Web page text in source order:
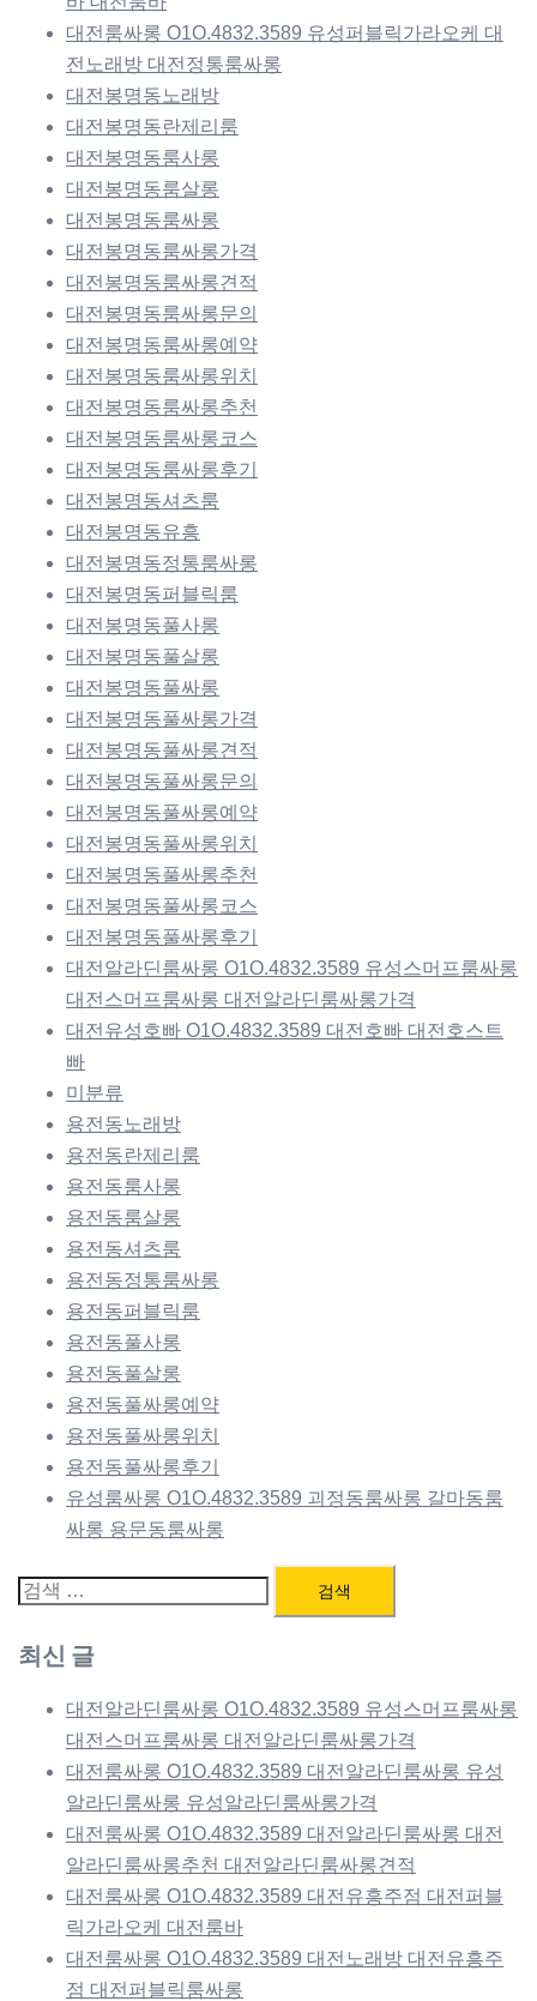
대전룸싸롱 O1O.4832.3589 유성퍼블릭가라오케 대
전노래방 대전정통룸싸롱
대전봉명동노래방
대전봉명동란제리룸
대전봉명동룸사롱
대전봉명동룸살롱
대전봉명동룸싸롱
대전봉명동룸싸롱가격
대전봉명동룸싸롱견적
대전봉명동룸싸롱문의
대전봉명동룸싸롱예약
대전봉명동룸싸롱위치
대전봉명동룸싸롱추천
대전봉명동룸싸롱코스
대전봉명동룸싸롱후기
대전봉명동셔츠룸
대전봉명동유흥
대전봉명동정통룸싸롱
대전봉명동퍼블릭룸
대전봉명동풀사롱
대전봉명동풀살롱
대전봉명동풀싸롱
대전봉명동풀싸롱가격
대전봉명동풀싸롱견적
대전봉명동풀싸롱문의
대전봉명동풀싸롱예약
대전봉명동풀싸롱위치
대전봉명동풀싸롱추천
대전봉명동풀싸롱코스
대전봉명동풀싸롱후기
대전알라딘룸싸롱 O1O.4832.3589 유성스머프룸싸롱
대전스머프룸싸롱 대전알라딘룸싸롱가격
대전유성호빠 O1O.4832.3589 대전호빠 대전호스트
빠
미분류
용전동노래방
용전동란제리룸
용전동룸사롱
용전동룸살롱
용전동셔츠룸
용전동정통룸싸롱
용전동퍼블릭룸
용전동풀사롱
용전동풀살롱
용전동풀싸롱예약
용전동풀싸롱위치
용전동풀싸롱후기
유성룸싸롱 O1O.4832.3589 괴정동룸싸롱 갈마동룸
싸롱 용문동룸싸롱
검
최신 글
대전알라딘룸싸롱 O1O.4832.3589 유성스머프룸싸롱
대전스머프룸싸롱 대전알라딘룸싸롱가격
대전룸싸롱 O1O.4832.3589 대전알라딘룸싸롱 유성
알라딘룸싸롱 유성알라딘룸싸롱가격
대전룸싸롱 O1O.4832.3589 대전알라딘룸싸롱 대전
알라딘룸싸롱추천 대전알라딘룸싸롱견적
대전룸싸롱 O1O.4832.3589 대전유흥주점 대전퍼블
릭가라오케 대전룸바
대전룸싸롱 O1O.4832.3589 대전노래방 대전유흥주
점 대전퍼블릭룸싸롱